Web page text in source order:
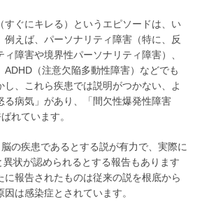
ぐにキレる）というエピソードは、い
例えば、パーソナリティ障害（特に、反
障害や境界性パーソナリティ障害）、
ADHD（注意欠陥多動性障害）などでも
し、これら疾患では説明がつかない、よ
る病気」があり、「間欠性爆発性障害
れています。
の疾患であるとする説が有力で、実際に
異状が認められるとする報告もあります
に報告されたものは従来の説を根底から
は感染症とされています。